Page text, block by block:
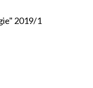
2019/1